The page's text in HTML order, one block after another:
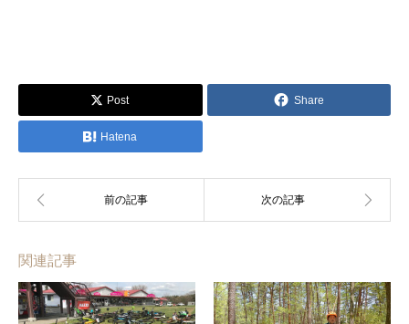
Post Share
Hatena
関連記事